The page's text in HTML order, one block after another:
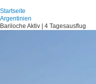
Startseite
Argentinien
Bariloche Aktiv | 4 Tagesausflug